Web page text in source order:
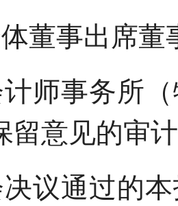
董事出席董
师事务所
留意见的审
议通过的